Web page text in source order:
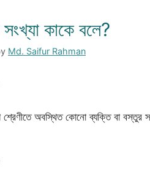
কাকে বলে?
Md. Saifur Rahman
অবস্থিত কোনো ব্যক্তি বা বস্তুর